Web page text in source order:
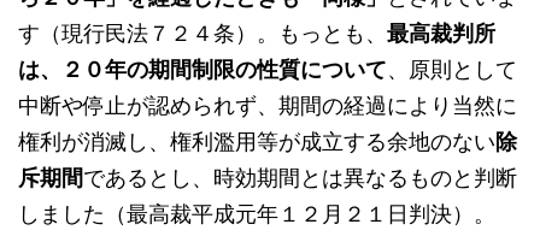
す（現行民法７２４条）。もっとも、 最高裁判所
は、２０年の期間制限の性質について、原則として
中断や停止が認められず、期間の経過により当然に
権利が消滅し、権利濫用等が成立する余地のない除
斥期間であるとし、時効期間とは異なるものと判断
しました（最高裁平成元年１２月２１日判決）。